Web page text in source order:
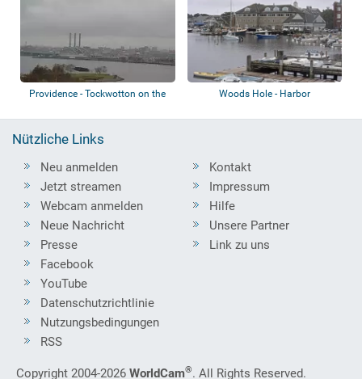
Providence - Tockwotton on the
Woods Hole - Harbor
Nützliche Links
Neu anmelden
Jetzt streamen
Webcam anmelden
Neue Nachricht
Presse
Kontakt
Impressum
Hilfe
Unsere Partner
Link zu uns
Facebook
YouTube
Datenschutzrichtlinie
Nutzungsbedingungen
RSS
Copyright 2004-2026 WorldCam®. All Rights Reserved.